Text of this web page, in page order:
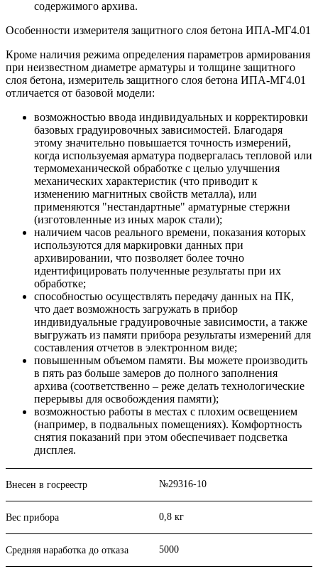
содержимого архива.
Особенности измерителя защитного слоя бетона ИПА-МГ4.01
Кроме наличия режима определения параметров армирования
при неизвестном диаметре арматуры и толщине защитного
слоя бетона, измеритель защитного слоя бетона ИПА-МГ4.01
отличается от базовой модели:
возможностью ввода индивидуальных и корректировки
базовых градуировочных зависимостей. Благодаря
этому значительно повышается точность измерений,
когда используемая арматура подвергалась тепловой или
термомеханической обработке с целью улучшения
механических характеристик (что приводит к
изменению магнитных свойств металла), или
применяются "нестандартные" арматурные стержни
(изготовленные из иных марок стали);
наличием часов реального времени, показания которых
используются для маркировки данных при
архивировании, что позволяет более точно
идентифицировать полученные результаты при их
обработке;
способностью осуществлять передачу данных на ПК,
что дает возможность загружать в прибор
индивидуальные градуировочные зависимости, а также
выгружать из памяти прибора результаты измерений для
составления отчетов в электронном виде;
повышенным объемом памяти. Вы можете производить
в пять раз больше замеров до полного заполнения
архива (соответственно – реже делать технологические
перерывы для освобождения памяти);
возможностью работы в местах с плохим освещением
(например, в подвальных помещениях). Комфортность
снятия показаний при этом обеспечивает подсветка
дисплея.
Внесен в госреестр №29316-10
Вес прибора 0,8 кг
Средняя наработка до отказа 5000